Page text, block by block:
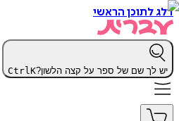
דלג לתוכן הראשי
יש לך שם של ספר על קצה הלשון? CtrlK